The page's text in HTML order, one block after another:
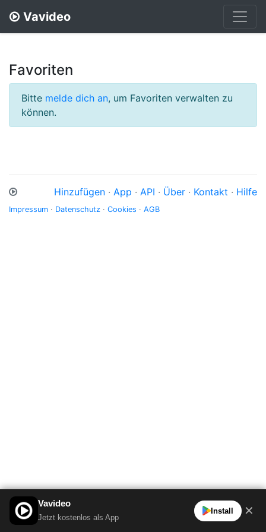
Vavideo
Favoriten
Bitte melde dich an, um Favoriten verwalten zu
können.
Hinzufügen · App · API · Über · Kontakt · Hilfe
Impressum · Datenschutz · Cookies · AGB
Vavideo
Jetzt kostenlos als App
Install ✕